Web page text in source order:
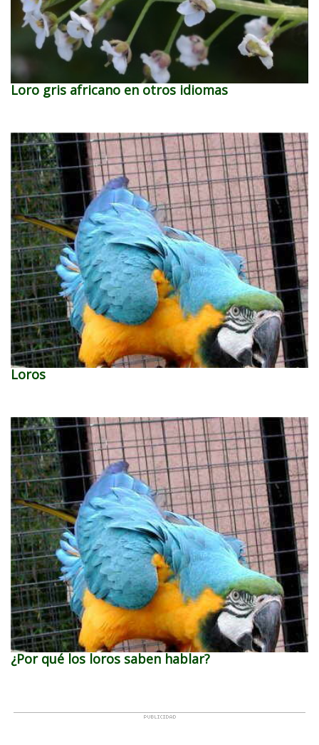
Loro gris africano en otros idiomas
Loros
¿Por qué los loros saben hablar?